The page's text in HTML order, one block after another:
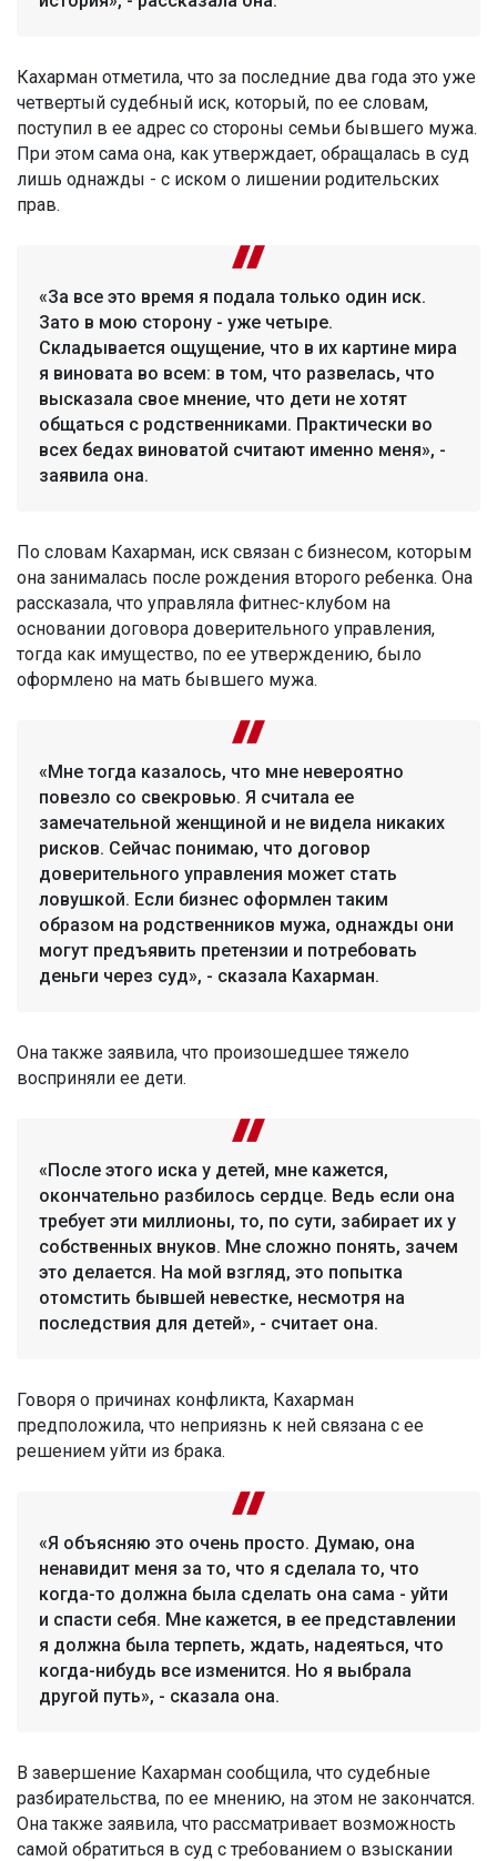
Кахарман отметила, что за последние два года это уже
четвертый судебный иск, который, по ее словам,
поступил в ее адрес со стороны семьи бывшего мужа.
При этом сама она, как утверждает, обращалась в суд
лишь однажды - с иском о лишении родительских
прав.
«За все это время я подала только один иск.
Зато в мою сторону - уже четыре.
Складывается ощущение, что в их картине мира
я виновата во всем: в том, что развелась, что
высказала свое мнение, что дети не хотят
общаться с родственниками. Практически во
всех бедах виноватой считают именно меня», -
заявила она.
По словам Кахарман, иск связан с бизнесом, которым
она занималась после рождения второго ребенка. Она
рассказала, что управляла фитнес-клубом на
основании договора доверительного управления,
тогда как имущество, по ее утверждению, было
оформлено на мать бывшего мужа.
«Мне тогда казалось, что мне невероятно
повезло со свекровью. Я считала ее
замечательной женщиной и не видела никаких
рисков. Сейчас понимаю, что договор
доверительного управления может стать
ловушкой. Если бизнес оформлен таким
образом на родственников мужа, однажды они
могут предъявить претензии и потребовать
деньги через суд», - сказала Кахарман.
Она также заявила, что произошедшее тяжело
восприняли ее дети.
«После этого иска у детей, мне кажется,
окончательно разбилось сердце. Ведь если она
требует эти миллионы, то, по сути, забирает их у
собственных внуков. Мне сложно понять, зачем
это делается. На мой взгляд, это попытка
отомстить бывшей невестке, несмотря на
последствия для детей», - считает она.
Говоря о причинах конфликта, Кахарман
предположила, что неприязнь к ней связана с ее
решением уйти из брака.
«Я объясняю это очень просто. Думаю, она
ненавидит меня за то, что я сделала то, что
когда-то должна была сделать она сама - уйти
и спасти себя. Мне кажется, в ее представлении
я должна была терпеть, ждать, надеяться, что
когда-нибудь все изменится. Но я выбрала
другой путь», - сказала она.
В завершение Кахарман сообщила, что судебные
разбирательства, по ее мнению, на этом не закончатся.
Она также заявила, что рассматривает возможность
самой обратиться в суд с требованием о взыскании